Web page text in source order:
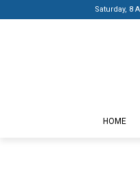
Saturday, 8
HOME